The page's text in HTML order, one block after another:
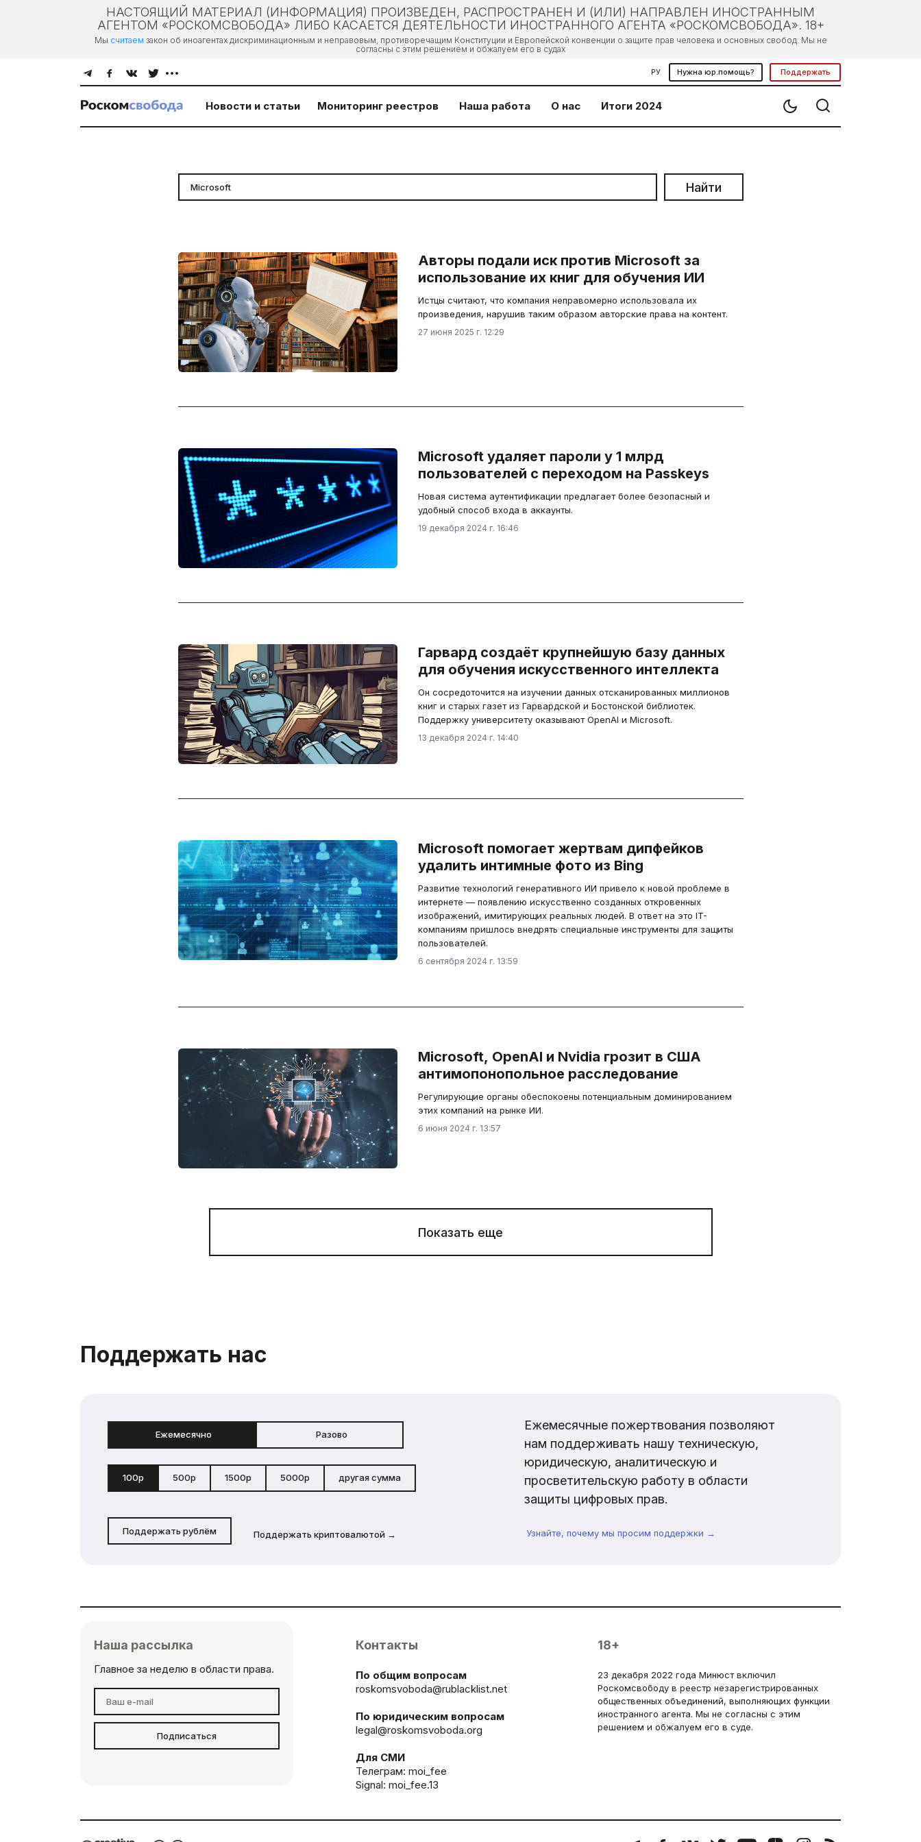
НАСТОЯЩИЙ МАТЕРИАЛ (ИНФОРМАЦИЯ) ПРОИЗВЕДЕН, РАСПРОСТРАНЕН И (ИЛИ) НАПРАВЛЕН ИНОСТРАННЫМ
АГЕНТОМ «РОСКОМСВОБОДА» ЛИБО КАСАЕТСЯ ДЕЯТЕЛЬНОСТИ ИНОСТРАННОГО АГЕНТА «РОСКОМСВОБОДА». 18+
Мы считаем закон об иноагентах дискриминационным и неправовым, противоречащим Конституции и Европейской конвенции о защите прав человека и основных свобод. Мы не
согласны с этим решением и обжалуем его в судах
РУ Нужна юр.помощь? Поддержать
Новости и статьи Мониторинг реестров Наша работа О нас Итоги 2024
Найти
Авторы подали иск против Microsoft за
использование их книг для обучения ИИ
Истцы считают, что компания неправомерно использовала их
произведения, нарушив таким образом авторские права на контент.
27 июня 2025 г. 12:29
Microsoft удаляет пароли у 1 млрд
пользователей с переходом на Passkeys
Новая система аутентификации предлагает более безопасный и
удобный способ входа в аккаунты.
19 декабря 2024 г. 16:46
Гарвард создаёт крупнейшую базу данных
для обучения искусственного интеллекта
Он сосредоточится на изучении данных отсканированных миллионов
книг и старых газет из Гарвардской и Бостонской библиотек.
Поддержку университету оказывают OpenAI и Microsoft.
13 декабря 2024 г. 14:40
Microsoft помогает жертвам дипфейков
удалить интимные фото из Bing
Развитие технологий генеративного ИИ привело к новой проблеме в
интернете — появлению искусственно созданных откровенных
изображений, имитирующих реальных людей. В ответ на это IT-
компаниям пришлось внедрять специальные инструменты для защиты
пользователей.
6 сентября 2024 г. 13:59
Microsoft, OpenAI и Nvidia грозит в США
антимопонопольное расследование
Регулирующие органы обеспокоены потенциальным доминированием
этих компаний на рынке ИИ.
6 июня 2024 г. 13:57
Показать еще
Поддержать нас
Ежемесячно Разово
100р 500р 1500р 5000р другая сумма
Поддержать рублём Поддержать криптовалютой →
Ежемесячные пожертвования позволяют
нам поддерживать нашу техническую,
юридическую, аналитическую и
просветительскую работу в области
защиты цифровых прав.
Узнайте, почему мы просим поддержки →
Наша рассылка
Главное за неделю в области права.
Подписаться
Контакты
По общим вопросам
roskomsvoboda@rublacklist.net
По юридическим вопросам
legal@roskomsvoboda.org
Для СМИ
Телеграм: moi_fee
Signal: moi_fee.13
18+
23 декабря 2022 года Минюст включил
Роскомсвободу в реестр незарегистрированных
общественных объединений, выполняющих функции
иностранного агента. Мы не согласны с этим
решением и обжалуем его в суде.